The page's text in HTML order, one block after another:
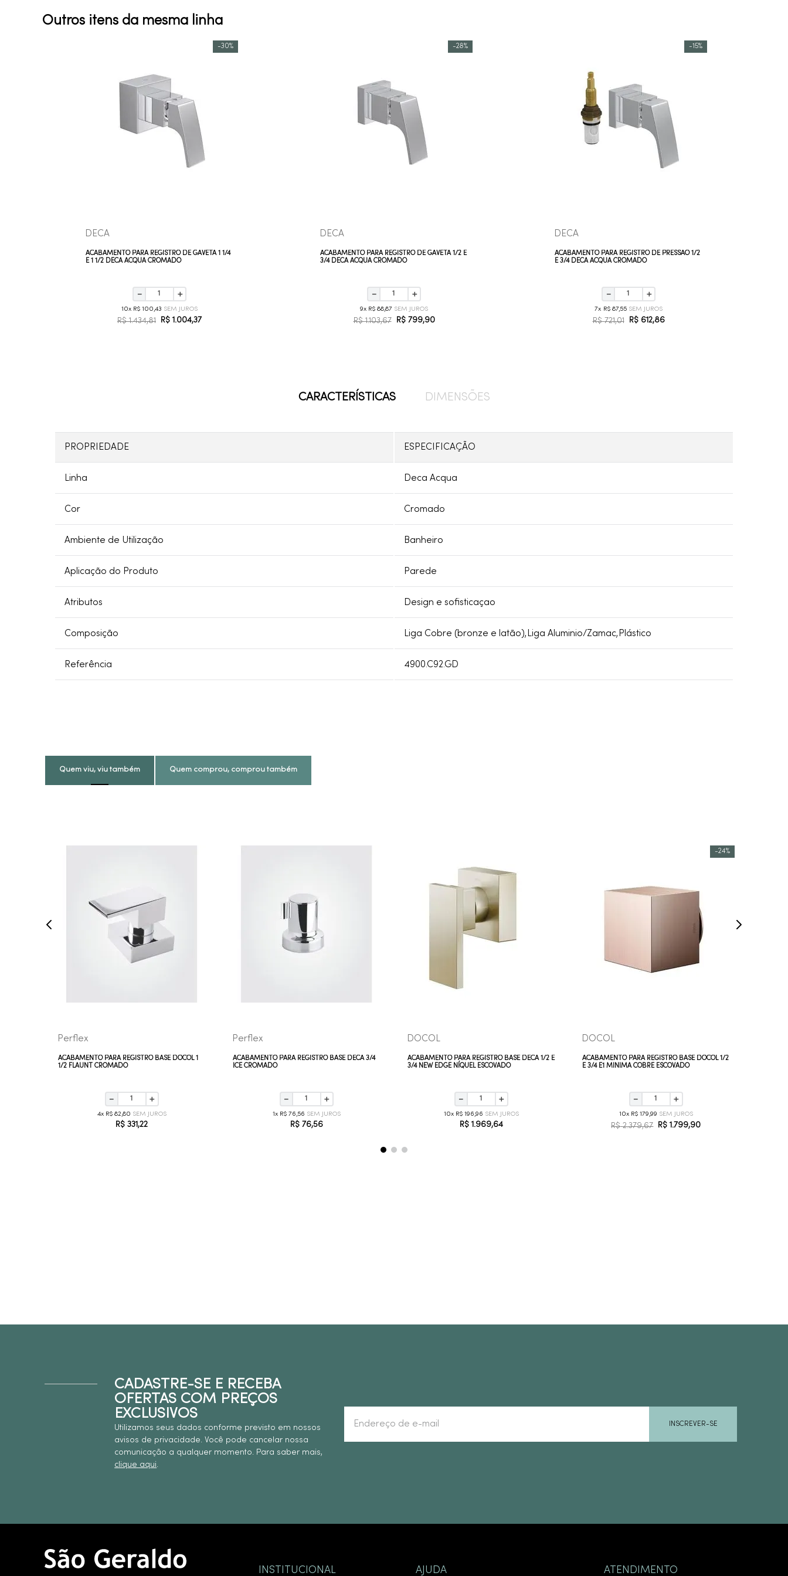
Outros itens da mesma linha
-30%
COMPRAR AGORA
DECA
ACABAMENTO PARA REGISTRO DE GAVETA 1 1/4
E 1 1/2 DECA ACQUA CROMADO
＋
－
10 R$ 100,43
R$ 1.434,81 R$ 1 .004,37
-28%
COMPRAR AGORA
DECA
ACABAMENTO PARA REGISTRO DE GAVETA 1/2 E
3/4 DECA ACQUA CROMADO
＋
－
9 R$ 88,87
R$ 1.103,67 R$ 799,90
-15%
COMPRAR AGORA
DECA
ACABAMENTO PARA REGISTRO DE PRESSÃO 1/2
E 3/4 DECA ACQUA CROMADO
＋
－
7 R$ 87,55
R$ 721,01 R$ 612,86
CARACTERÍSTICAS DIMENSÕES
PROPRIEDADE ESPECIFICAÇÃO
Linha Deca Acqua
Cor Cromado
Ambiente de Utilização Banheiro
Aplicação do Produto Parede
Atributos Design e sofisticaçao
Composição Liga Cobre (bronze e latão),Liga Aluminio/Zamac,Plástico
Referência 4900.C92.GD
Quem viu, viu também Quem comprou, comprou também
COMPRAR AGORA
VEJA MAIS
Perflex
ACABAMENTO PARA REGISTRO BASE DOCOL 1
1/2 FLAUNT CROMADO
＋
－
4 R$ 82,80
R$ 331 ,22
COMPRAR AGORA
Perflex
ACABAMENTO PARA REGISTRO BASE DECA 3/4
ICE CROMADO
＋
－
1 R$ 76,56
R$ 76,56
COMPRAR AGORA
DOCOL
ACABAMENTO PARA REGISTRO BASE DECA 1/2 E
3/4 NEW EDGE NÍQUEL ESCOVADO
＋
－
10 R$ 196,96
R$ 1 .969,64
-24%
DOCOL
ACABAMENTO PARA REGISTRO BASE DOCOL 1/2
E 3/4 E1 MINIMA COBRE ESCOVADO
＋
－
10 R$ 179,99
R$ 2.379,67 R$ 1 .799,90
CADASTRE-SE E RECEBA
OFERTAS COM PREÇOS
EXCLUSIVOS
Utilizamos seus dados conforme previsto em nossos
avisos de privacidade. Você pode cancelar nossa
comunicação a qualquer momento. Para saber mais,
clique aqui.
INSCREVER-SE
INSTITUCIONAL AJUDA ATENDIMENTO